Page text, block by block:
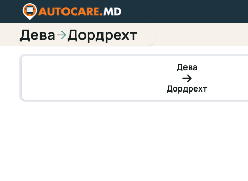
Дева→Дордрехт
Дева
Дордрехт